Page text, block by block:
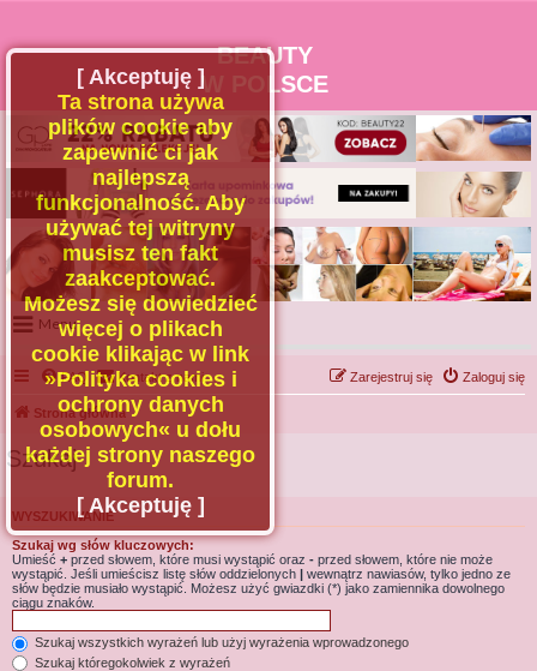
BEAUTY
W POLSCE
Menu
Portal
Facebook
Regulamin
Zapytaj administratora
Kontakt
FAQ Kontakt z nami Zaloguj się
Zarejestruj się
Strona główna
Szukaj
WYSZUKIWANIE
Szukaj wg słów kluczowych:
Umieść + przed słowem, które musi wystąpić oraz - przed słowem, które nie może
wystąpić. Jeśli umieścisz listę słów oddzielonych | wewnątrz nawiasów, tylko jedno ze
słów będzie musiało wystąpić. Możesz użyć gwiazdki (*) jako zamiennika dowolnego
ciągu znaków.
Szukaj wszystkich wyrażeń lub użyj wyrażenia wprowadzonego
Szukaj któregokolwiek z wyrażeń
[ Akceptuję ]
Ta strona używa
plików cookie aby
zapewnić ci jak
najlepszą
funkcjonalność. Aby
używać tej witryny
musisz ten fakt
zaakceptować.
Możesz się dowiedzieć
więcej o plikach
cookie klikając w link
»Polityka cookies i
ochrony danych
osobowych« u dołu
każdej strony naszego
forum.
[ Akceptuję ]